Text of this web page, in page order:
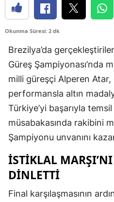
Okunma Süresi: 2 dk
Brezilya’da
Güreş Şampiyonası’nda
milli güreşçi Alperen
performansla altın
Türkiye’yi başarıyla
müsabakasında rakibini
Şampiyonu unvanını
İSTİKLAL
DİNLETTİ
Final karşılaşmasının